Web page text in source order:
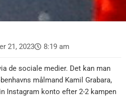
21, 2023 8:19 am
de sociale medier. Det kan man
målmand Kamil Grabara,
Instagram konto efter 2-2 kampen